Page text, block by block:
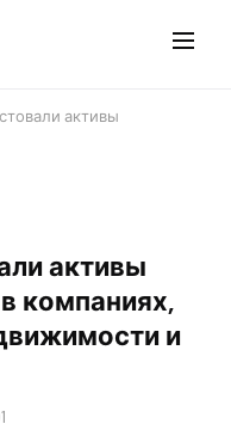
активы
активы
компаниях,
и